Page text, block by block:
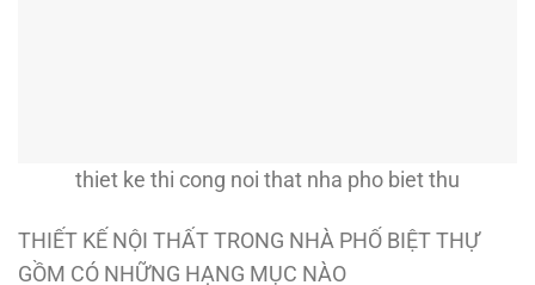
thiet ke thi cong noi that nha pho biet thu
THIẾT KẾ NỘI THẤT TRONG NHÀ PHỐ BIỆT THỰ
GỒM CÓ NHỮNG HẠNG MỤC NÀO